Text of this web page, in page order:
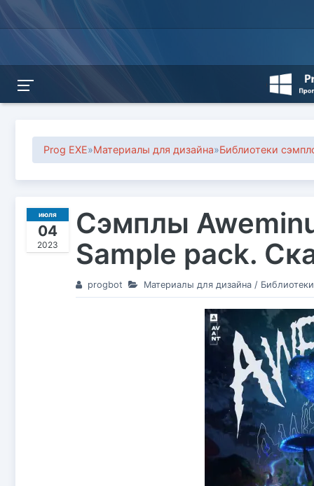
Prog EXE»Материалы для дизайна»Библиотеки
июля
04
2023
Сэмплы
Sample pack.
progbot Материалы для дизайна/